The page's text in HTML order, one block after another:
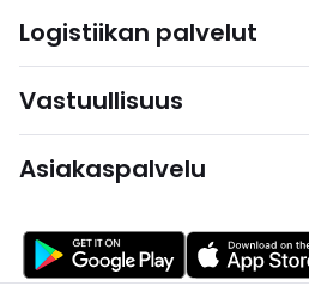
Logistiikan palvelut
Vastuullisuus
Asiakaspalvelu